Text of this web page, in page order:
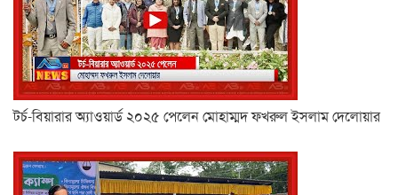
টর্চ-বিয়ারার অ্যাওয়ার্ড ২০২৫ পেলেন মোহাম্মদ ফখরুল ইসলাম দেলোয়ার